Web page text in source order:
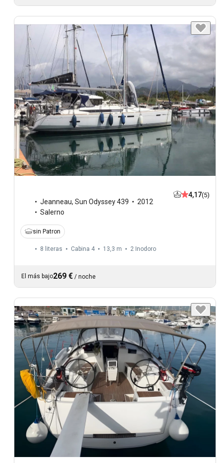
Jeanneau, Sun Odyssey 439
2012
Salerno
4,17(5)
sin Patron
8 literas Cabina 4 13,3 m 2 Inodoro
El más bajo269 € / noche